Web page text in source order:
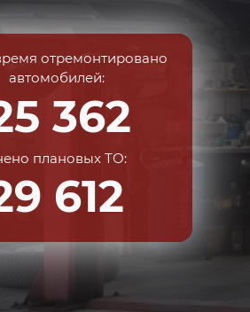
отремонтировано
автомобилей:
362
плановых ТО:
612